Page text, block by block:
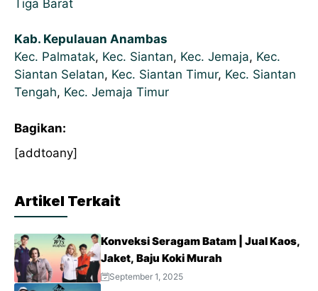
Tiga Barat
Kab. Kepulauan Anambas
Kec. Palmatak, Kec. Siantan, Kec. Jemaja, Kec.
Siantan Selatan, Kec. Siantan Timur, Kec. Siantan
Tengah, Kec. Jemaja Timur
Bagikan:
[addtoany]
Artikel Terkait
Konveksi Seragam Batam | Jual Kaos,
Jaket, Baju Koki Murah
September 1, 2025